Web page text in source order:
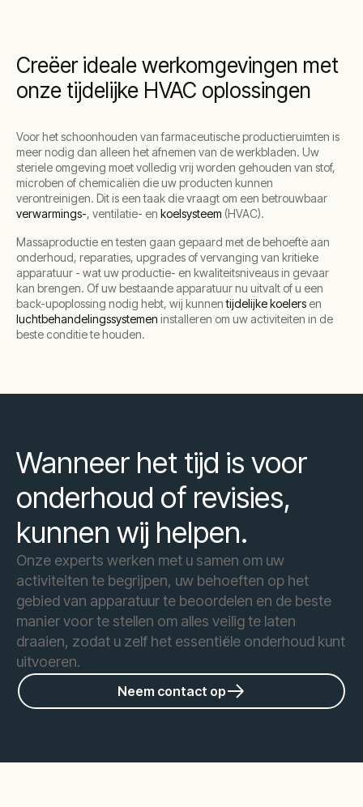
Creëer ideale werkomgevingen met
onze tijdelijke HVAC oplossingen
Voor het schoonhouden van farmaceutische productieruimten is
meer nodig dan alleen het afnemen van de werkbladen. Uw
steriele omgeving moet volledig vrij worden gehouden van stof,
microben of chemicaliën die uw producten kunnen
verontreinigen. Dit is een taak die vraagt om een betrouwbaar
verwarmings-, ventilatie- en koelsysteem (HVAC).
Massaproductie en testen gaan gepaard met de behoefte aan
onderhoud, reparaties, upgrades of vervanging van kritieke
apparatuur - wat uw productie- en kwaliteitsniveaus in gevaar
kan brengen. Of uw bestaande apparatuur nu uitvalt of u een
back-upoplossing nodig hebt, wij kunnentijdelijke koelers en
luchtbehandelingssystemen installeren om uw activiteiten in de
beste conditie te houden.
Wanneer het tijd is voor
onderhoud of revisies,
kunnen wij helpen.
Onze experts werken met u samen om uw
activiteiten te begrijpen, uw behoeften op het
gebied van apparatuur te beoordelen en de beste
manier voor te stellen om alles veilig te laten
draaien, zodat u zelf het essentiële onderhoud kunt
uitvoeren.
Neem contact op